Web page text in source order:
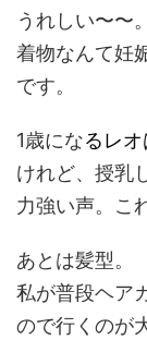
うれしい〜〜。
着物なんて妊
です。
1歳になるレオ
けれど、授乳
力強い声。こ
あとは髪型。
私が普段ヘア
ので行くのが